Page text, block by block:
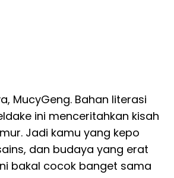
MucyGeng. Bahan literasi
ini menceritahkan kisah
Jadi kamu yang kepo
dan budaya yang erat
bakal cocok banget sama